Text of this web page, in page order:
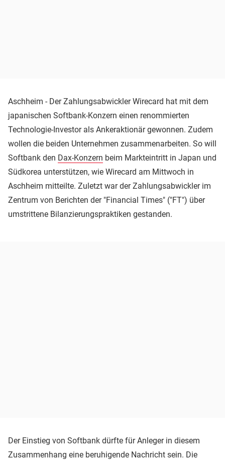
Aschheim - Der Zahlungsabwickler Wirecard hat mit dem
japanischen Softbank-Konzern einen renommierten
Technologie-Investor als Ankeraktionär gewonnen. Zudem
wollen die beiden Unternehmen zusammenarbeiten. So will
Softbank den Dax-Konzern beim Markteintritt in Japan und
Südkorea unterstützen, wie Wirecard am Mittwoch in
Aschheim mitteilte. Zuletzt war der Zahlungsabwickler im
Zentrum von Berichten der "Financial Times" ("FT") über
umstrittene Bilanzierungspraktiken gestanden.
Der Einstieg von Softbank dürfte für Anleger in diesem
Zusammenhang eine beruhigende Nachricht sein. Die